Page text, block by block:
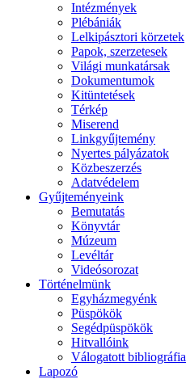
Intézmények
Plébániák
Lelkipásztori körzetek
Papok, szerzetesek
Világi munkatársak
Dokumentumok
Kitüntetések
Térkép
Miserend
Linkgyűjtemény
Nyertes pályázatok
Közbeszerzés
Adatvédelem
Gyűjteményeink
Bemutatás
Könyvtár
Múzeum
Levéltár
Videósorozat
Történelmünk
Egyházmegyénk
Püspökök
Segédpüspökök
Hitvallóink
Válogatott bibliográfia
Lapozó